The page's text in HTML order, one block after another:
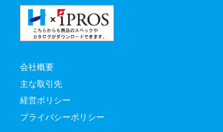
会社概要
主な取引先
経営ポリシー
プライバシーポリシー